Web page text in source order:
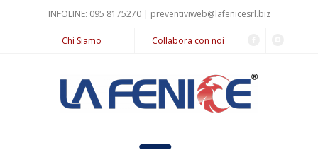
INFOLINE: 095 8175270 | preventiviweb@lafenicesrl.biz
Chi Siamo Collabora con noi